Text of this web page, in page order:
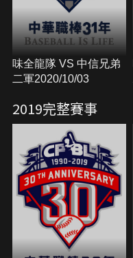
味全龍隊 VS 中信兄弟
二軍2020/10/03
2019完整賽事